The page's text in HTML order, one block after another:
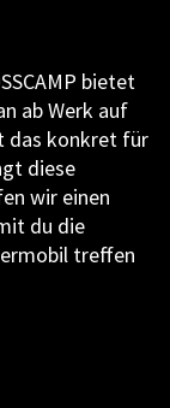
bietet
ab Werk auf
das konkret für
diese
wir einen
du die
treffen